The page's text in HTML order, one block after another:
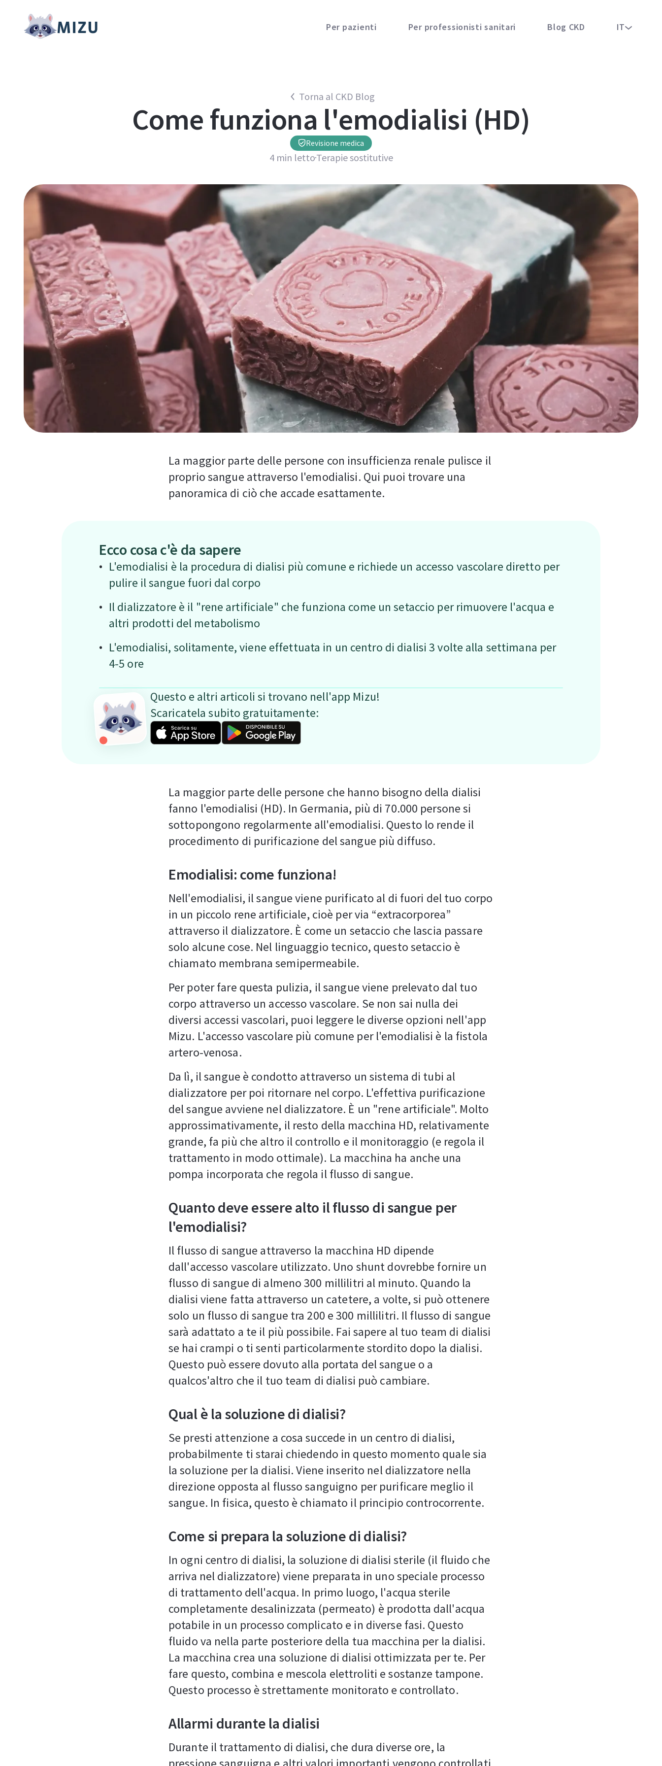
Per pazienti Per professionisti sanitari Blog CKD IT
Torna al CKD Blog
Come funziona l'emodialisi (HD)
Revisione medica
4min lettoTerapie sostitutive
La maggior parte delle persone con insufficienza renale pulisce il
proprio sangue attraverso l'emodialisi. Qui puoi trovare una
panoramica di ciò che accade esattamente.
Ecco cosa c'è da sapere
L'emodialisi è la procedura di dialisi più comune e richiede un accesso vascolare diretto per
pulire il sangue fuori dal corpo
Il dializzatore è il "rene artificiale" che funziona come un setaccio per rimuovere l'acqua e
altri prodotti del metabolismo
L'emodialisi, solitamente, viene effettuata in un centro di dialisi 3 volte alla settimana per
4-5 ore
Questo e altri articoli si trovano nell'app Mizu!
Scaricatela subito gratuitamente:
La maggior parte delle persone che hanno bisogno della dialisi
fanno l'emodialisi (HD). In Germania, più di 70.000 persone si
sottopongono regolarmente all'emodialisi. Questo lo rende il
procedimento di purificazione del sangue più diffuso.
Emodialisi: come funziona!
Nell'emodialisi, il sangue viene purificato al di fuori del tuo corpo
in un piccolo rene artificiale, cioè per via “extracorporea”
attraverso il dializzatore. È come un setaccio che lascia passare
solo alcune cose. Nel linguaggio tecnico, questo setaccio è
chiamato membrana semipermeabile.
Per poter fare questa pulizia, il sangue viene prelevato dal tuo
corpo attraverso un accesso vascolare. Se non sai nulla dei
diversi accessi vascolari, puoi leggere le diverse opzioni nell'app
Mizu. L'accesso vascolare più comune per l'emodialisi è la fistola
artero-venosa.
Da lì, il sangue è condotto attraverso un sistema di tubi al
dializzatore per poi ritornare nel corpo. L'effettiva purificazione
del sangue avviene nel dializzatore. È un "rene artificiale". Molto
approssimativamente, il resto della macchina HD, relativamente
grande, fa più che altro il controllo e il monitoraggio (e regola il
trattamento in modo ottimale). La macchina ha anche una
pompa incorporata che regola il flusso di sangue.
Quanto deve essere alto il flusso di sangue per
l'emodialisi?
Il flusso di sangue attraverso la macchina HD dipende
dall'accesso vascolare utilizzato. Uno shunt dovrebbe fornire un
flusso di sangue di almeno 300 millilitri al minuto. Quando la
dialisi viene fatta attraverso un catetere, a volte, si può ottenere
solo un flusso di sangue tra 200 e 300 millilitri. Il flusso di sangue
sarà adattato a te il più possibile. Fai sapere al tuo team di dialisi
se hai crampi o ti senti particolarmente stordito dopo la dialisi.
Questo può essere dovuto alla portata del sangue o a
qualcos'altro che il tuo team di dialisi può cambiare.
Qual è la soluzione di dialisi?
Se presti attenzione a cosa succede in un centro di dialisi,
probabilmente ti starai chiedendo in questo momento quale sia
la soluzione per la dialisi. Viene inserito nel dializzatore nella
direzione opposta al flusso sanguigno per purificare meglio il
sangue. In fisica, questo è chiamato il principio controcorrente.
Come si prepara la soluzione di dialisi?
In ogni centro di dialisi, la soluzione di dialisi sterile (il fluido che
arriva nel dializzatore) viene preparata in uno speciale processo
di trattamento dell'acqua. In primo luogo, l'acqua sterile
completamente desalinizzata (permeato) è prodotta dall'acqua
potabile in un processo complicato e in diverse fasi. Questo
fluido va nella parte posteriore della tua macchina per la dialisi.
La macchina crea una soluzione di dialisi ottimizzata per te. Per
fare questo, combina e mescola elettroliti e sostanze tampone.
Questo processo è strettamente monitorato e controllato.
Allarmi durante la dialisi
Durante il trattamento di dialisi, che dura diverse ore, la